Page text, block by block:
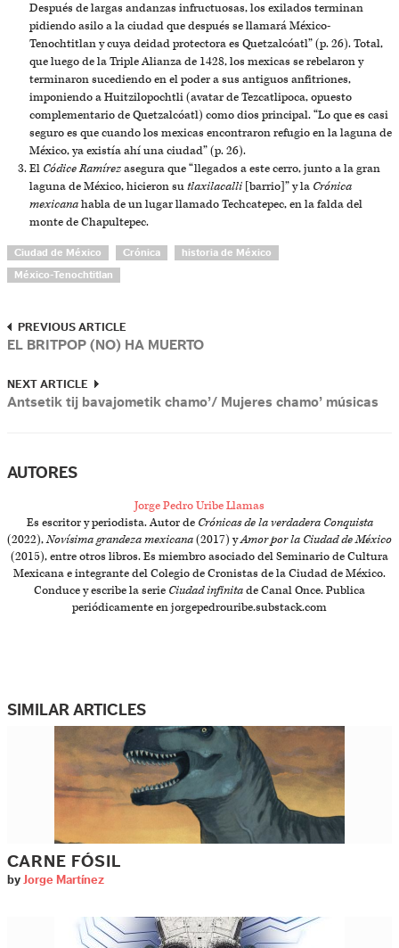
Después de largas andanzas infructuosas, los exilados terminan
pidiendo asilo a la ciudad que después se llamará México-
Tenochtitlan y cuya deidad protectora es Quetzalcóatl” (p. 26). Total,
que luego de la Triple Alianza de 1428, los mexicas se rebelaron y
terminaron sucediendo en el poder a sus antiguos anfitriones,
imponiendo a Huitzilopochtli (avatar de Tezcatlipoca, opuesto
complementario de Quetzalcóatl) como dios principal. “Lo que es casi
seguro es que cuando los mexicas encontraron refugio en la laguna de
México, ya existía ahí una ciudad” (p. 26).
El Códice Ramírezasegura que “llegados a este cerro, junto a la gran
laguna de México, hicieron sutlaxilacalli [barrio]” y la Crónica
mexicanahabla de un lugar llamado Techcatepec, en la falda del
monte de Chapultepec.
Ciudad de México Crónica historia de México
México-Tenochtitlan
PREVIOUS ARTICLE
EL BRITPOP (NO) HA MUERTO
NEXT ARTICLE
Antsetik tij bavajometik chamo’/ Mujeres chamo’ músicas
AUTORES
Jorge Pedro Uribe Llamas
Es escritor y periodista. Autor de Crónicas de la verdadera Conquista
(2022),Novísima grandeza mexicana(2017) yAmor por la Ciudad de México
(2015), entre otros libros. Es miembro asociado del Seminario de Cultura
Mexicana e integrante del Colegio de Cronistas de la Ciudad de México.
Conduce y escribe la serie Ciudad infinitade Canal Once. Publica
periódicamente en jorgepedrouribe.substack.com
SIMILAR ARTICLES
CARNE FÓSIL
by Jorge Martínez